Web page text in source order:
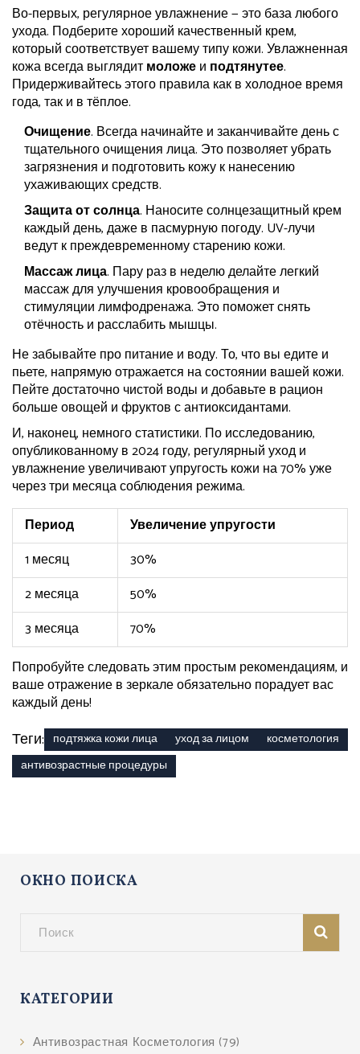
Во-первых, регулярное увлажнение — это база любого
ухода. Подберите хороший качественный крем,
который соответствует вашему типу кожи. Увлажненная
кожа всегда выглядитмоложеи подтянутее.
Придерживайтесь этого правила как в холодное время
года, так и в тёплое.
Очищение. Всегда начинайте и заканчивайте день с
тщательного очищения лица. Это позволяет убрать
загрязнения и подготовить кожу к нанесению
ухаживающих средств.
Защита от солнца. Наносите солнцезащитный крем
каждый день, даже в пасмурную погоду. UV-лучи
ведут к преждевременному старению кожи.
Массаж лица. Пару раз в неделю делайте легкий
массаж для улучшения кровообращения и
стимуляции лимфодренажа. Это поможет снять
отёчность и расслабить мышцы.
Не забывайте про питание и воду. То, что вы едите и
пьете, напрямую отражается на состоянии вашей кожи.
Пейте достаточно чистой воды и добавьте в рацион
больше овощей и фруктов с антиоксидантами.
И, наконец, немного статистики. По исследованию,
опубликованному в 2024 году, регулярный уход и
увлажнение увеличивают упругость кожи на 70% уже
через три месяца соблюдения режима.
Период
Увеличение упругости
1 месяц
30%
2 месяца
50%
3 месяца
70%
Попробуйте следовать этим простым рекомендациям, и
ваше отражение в зеркале обязательно порадует вас
каждый день!
Теги: подтяжка кожи лица уход за лицом
косметология
антивозрастные процедуры
ОКНО ПОИСКА
КАТЕГОРИИ
Антивозрастная Косметология (79)